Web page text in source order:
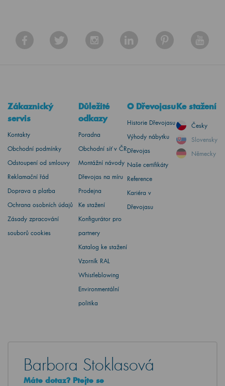
Zákaznický
servis
Kontakty
Obchodní podmínky
Odstoupení od smlouvy
Reklamační řád
Doprava a platba
Ochrana osobních údajů
Zásady zpracování
souborů cookies
Důležité
odkazy
Poradna
Obchodní síť v ČR
Montážní návody
Dřevojas na míru
Prodejna
Ke stažení
Konfigurátor pro
partnery
Katalog ke stažení
Vzorník RAL
Whistleblowing
Environmentální
politika
O Dřevojasu
Historie Dřevojasu
Výhody nábytku
Dřevojas
Naše certifikáty
Reference
Kariéra v
Dřevojasu
Ke stažení
Česky
Slovensky
Německy
Barbora Stoklasová
Máte dotaz? Ptejte se